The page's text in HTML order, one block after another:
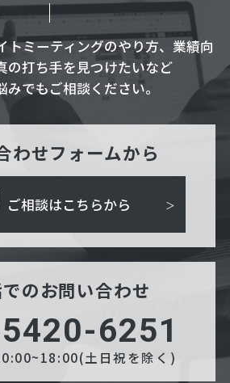
トミーティングのやり方、業績向
の打ち手を見つけたいなど
みでもご相談ください。
わせフォームから
ご相談はこちらから
のお問い合わせ
6251
土日祝を除く)